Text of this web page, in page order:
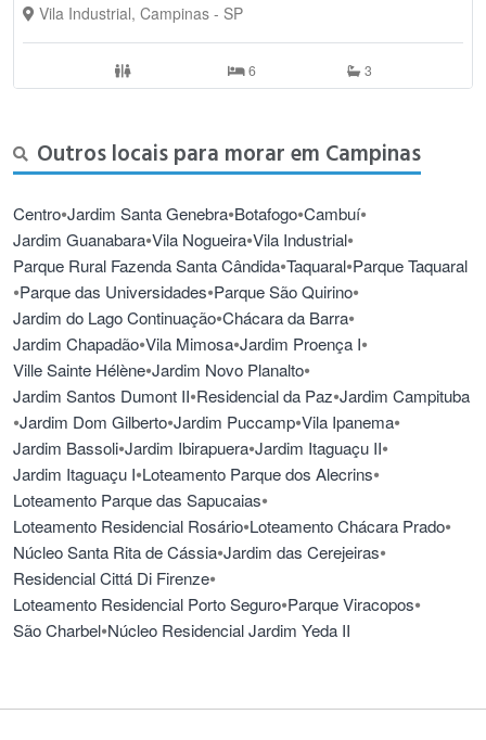
Vila Industrial, Campinas - SP
6 3
Outros locais para morar em Campinas
Centro•Jardim Santa Genebra•Botafogo•Cambuí•
Jardim Guanabara•Vila Nogueira•Vila Industrial•
Parque Rural Fazenda Santa Cândida•Taquaral•Parque Taquaral
•Parque das Universidades•Parque São Quirino•
Jardim do Lago Continuação•Chácara da Barra•
Jardim Chapadão•Vila Mimosa•Jardim Proença I•
Ville Sainte Hélène•Jardim Novo Planalto•
Jardim Santos Dumont II•Residencial da Paz•Jardim Campituba
•Jardim Dom Gilberto•Jardim Puccamp•Vila Ipanema•
Jardim Bassoli•Jardim Ibirapuera•Jardim Itaguaçu II•
Jardim Itaguaçu I•Loteamento Parque dos Alecrins•
Loteamento Parque das Sapucaias•
Loteamento Residencial Rosário•Loteamento Chácara Prado•
Núcleo Santa Rita de Cássia•Jardim das Cerejeiras•
Residencial Cittá Di Firenze•
Loteamento Residencial Porto Seguro•Parque Viracopos•
São Charbel•Núcleo Residencial Jardim Yeda II